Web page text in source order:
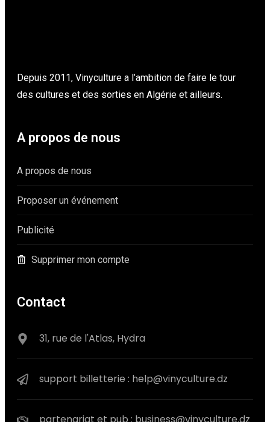
Depuis 2011, Vinyculture a l’ambition de faire le tour
des cultures et des sorties en Algérie et ailleurs.
A propos de nous
A propos de nous
Proposer un événement
Publicité
Supprimer mon compte
Contact
31, rue de l'Atlas, Hydra
support billetterie : help@vinyculture.dz